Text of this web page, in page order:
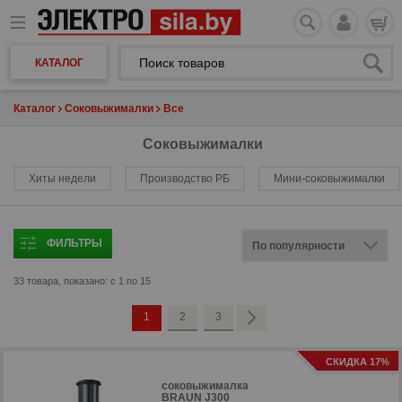
КАТАЛОГ
Каталог Соковыжималки Все
Соковыжималки
Хиты недели Производство РБ Мини-соковыжималки
ФИЛЬТРЫ
33 товара, показано: с 1 по 15
1 2 3
СКИДКА 17%
соковыжималка
BRAUN J300